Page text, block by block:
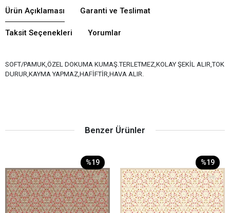
Ürün Açıklaması Garanti ve Teslimat
Taksit Seçenekleri Yorumlar
SOFT/PAMUK,ÖZEL DOKUMA KUMAŞ.TERLETMEZ,KOLAY ŞEKİL ALIR,TOK
DURUR,KAYMA YAPMAZ,HAFİFTİR,HAVA ALIR.
Benzer Ürünler
%19 %19